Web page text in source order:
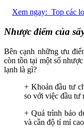
Xem ngay: Top các
Nhược điểm của
Bên cạnh những ưu
còn tồn tại một số
lạnh là gì?
+ Khoản đầu tư
so với việc đầu tư
+ Quá trình bảo
và cần độ tỉ mỉ